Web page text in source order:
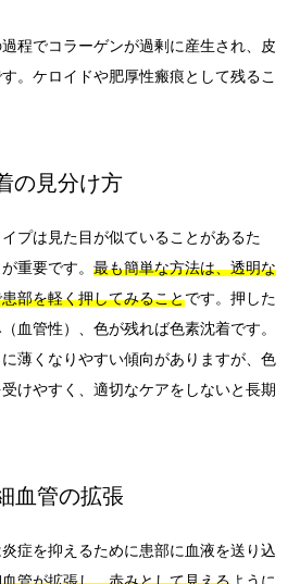
程でコラーゲンが過剰に産生され、皮
。ケロイドや肥厚性瘢痕として残るこ
の見分け方
プは見た目が似ていることがあるた
重要です。 最も簡単な方法は、透明な
部を軽く押してみることです。押した
血管性）、色が残れば色素沈着です。
薄くなりやすい傾向がありますが、色
けやすく、適切なケアをしないと長期
血管の拡張
症を抑えるために患部に血液を送り込